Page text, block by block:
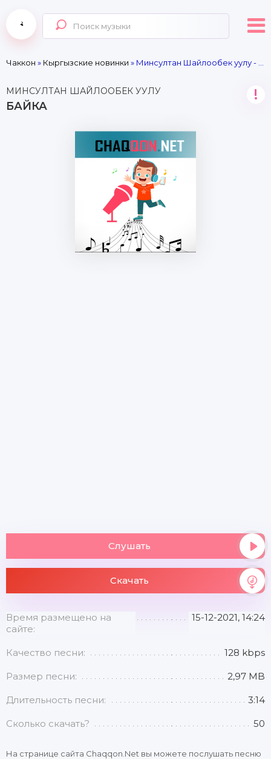
Чаккон » Кыргызские новинки » Минсултан Шайлообек уулу - Байка
МИНСУЛТАН ШАЙЛООБЕК УУЛУ
БАЙКА
!
Слушать
Скачать
Время размещено на
сайте:
15-12-2021, 14:24
Качество песни: 128 kbps
Размер песни: 2,97 MB
Длительность песни: 3:14
Сколько скачать? 50
На странице сайта Chaqqon.Net вы можете послушать песню